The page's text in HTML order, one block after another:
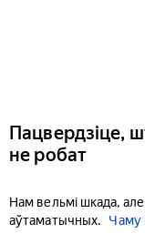
Пацвердзіце,
не робат
Нам вельмі шкада,
аўтаматычных.
Чаму